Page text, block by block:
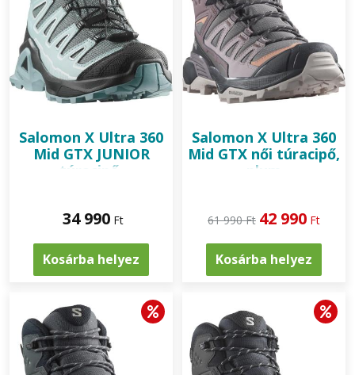
Salomon X Ultra 360
Mid GTX JUNIOR
túracipő,
34 990 Ft
Kosárba helyez
Salomon X Ultra 360
Mid GTX női túracipő,
plum
61 990 Ft 42 990 Ft
Kosárba helyez